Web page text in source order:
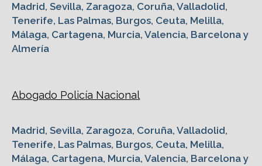
Madrid, Sevilla, Zaragoza, Coruña, Valladolid,
Tenerife, Las Palmas, Burgos, Ceuta, Melilla,
Málaga, Cartagena, Murcia, Valencia, Barcelona y
Almería
Abogado Policía Nacional
Madrid, Sevilla, Zaragoza, Coruña, Valladolid,
Tenerife, Las Palmas, Burgos, Ceuta, Melilla,
Málaga, Cartagena, Murcia, Valencia, Barcelona y